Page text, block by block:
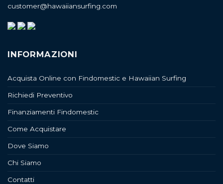
customer@hawaiiansurfing.com
INFORMAZIONI
Acquista Online con Findomestic e Hawaiian Surfing
Richiedi Preventivo
Finanziamenti Findomestic
Come Acquistare
Dove Siamo
Chi Siamo
Contatti